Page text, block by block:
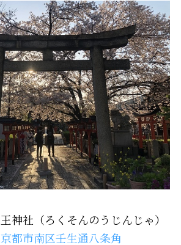
神社（ろくそんのうじんじゃ）
都市南区壬生通八条角